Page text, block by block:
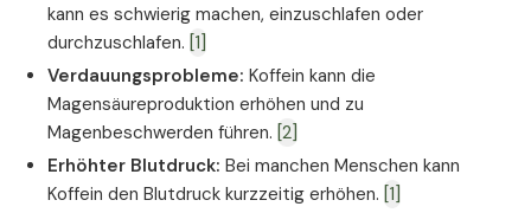
kann es schwierig machen, einzuschlafen oder
durchzuschlafen. [1]
Verdauungsprobleme: Koffein kann die
Magensäureproduktion erhöhen und zu
Magenbeschwerden führen. [2]
Erhöhter Blutdruck: Bei manchen Menschen kann
Koffein den Blutdruck kurzzeitig erhöhen. [1]